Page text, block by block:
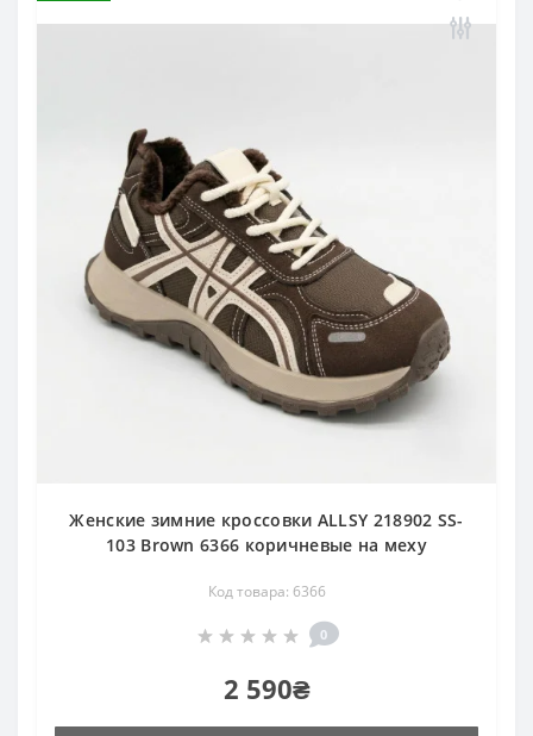
Женские зимние кроссовки ALLSY 218902 SS-
103 Brown 6366 коричневые на меху
Код товара: 6366
0
2 590₴